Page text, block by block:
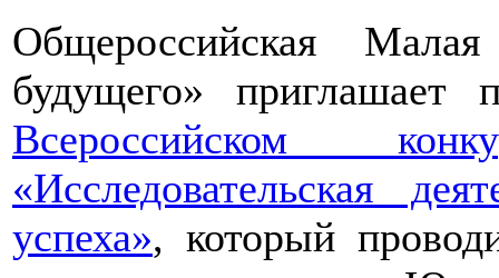
Общероссийская
будущего» приглашает
Всероссийском
«Исследовательская
успеха», который